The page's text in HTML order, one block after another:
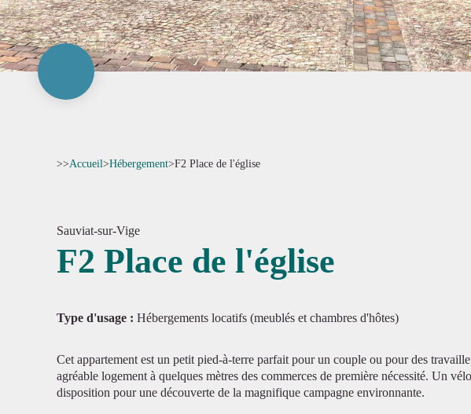
>>Accueil>Hébergement>F2 Place de l'église
Sauviat-sur-Vige
F2 Place de l'église
Type d'usage : Hébergements locatifs (meublés et chambres d'hôtes)
Cet appartement est un petit pied-à-terre parfait pour un couple ou pour des
agréable logement à quelques mètres des commerces de première nécessité. Un
disposition pour une découverte de la magnifique campagne environnante.